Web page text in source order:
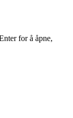
for å åpne,